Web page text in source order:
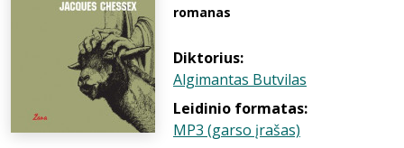
romanas
Diktorius:
Algimantas Butvilas
Leidinio formatas:
MP3 (garso įrašas)